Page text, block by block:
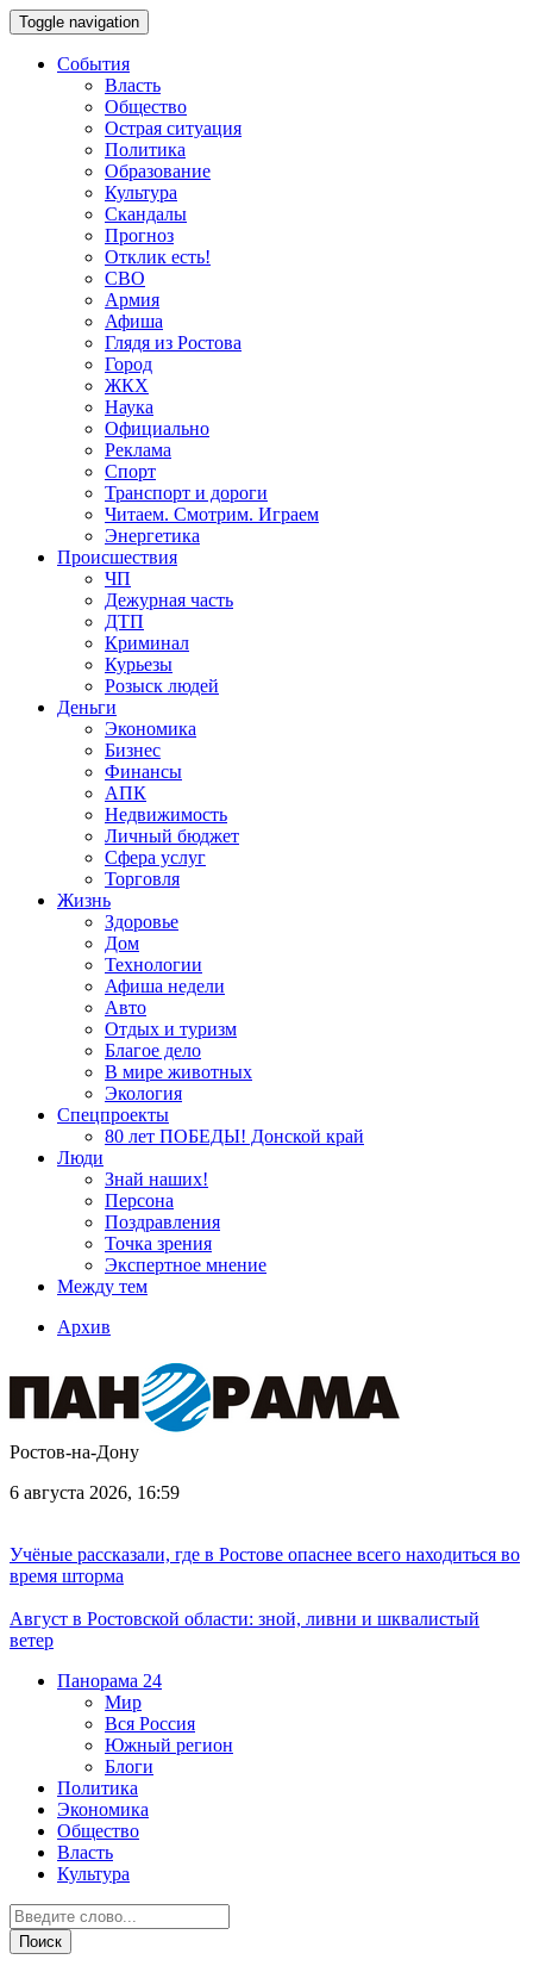
Toggle navigation
События
Власть
Общество
Острая ситуация
Политика
Образование
Культура
Скандалы
Прогноз
Отклик есть!
СВО
Армия
Афиша
Глядя из Ростова
Город
ЖКХ
Наука
Официально
Реклама
Спорт
Транспорт и дороги
Читаем. Смотрим. Играем
Энергетика
Происшествия
ЧП
Дежурная часть
ДТП
Криминал
Курьезы
Розыск людей
Деньги
Экономика
Бизнес
Финансы
АПК
Недвижимость
Личный бюджет
Сфера услуг
Торговля
Жизнь
Здоровье
Дом
Технологии
Афиша недели
Авто
Отдых и туризм
Благое дело
В мире животных
Экология
Спецпроекты
80 лет ПОБЕДЫ! Донской край
Люди
Знай наших!
Персона
Поздравления
Точка зрения
Экспертное мнение
Между тем
Архив
Ростов-на-Дону
6 августа 2026, 16:59
Учёные рассказали, где в Ростове опаснее всего находиться во
время шторма
Август в Ростовской области: зной, ливни и шквалистый
ветер
Панорама 24
Мир
Вся Россия
Южный регион
Блоги
Политика
Экономика
Общество
Власть
Культура